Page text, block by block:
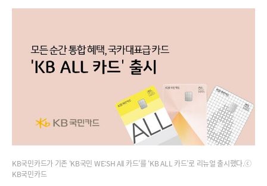
KB국민카드가 기존 ‘KB국민 WE:SH All 카드’를 ‘KB ALL 카드’로 리뉴얼 출시했다.ⓒ
KB국민카드